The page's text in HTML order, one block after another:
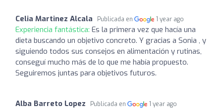
Celia Martinez Alcala Publicada en 1 year ago
Experiencia fantástica: Es la primera vez que hacía una
dieta buscando un objetivo concreto. Y gracias a Sonia , y
siguiendo todos sus consejos en alimentación y rutinas,
conseguí mucho más de lo que me había propuesto.
Seguiremos juntas para objetivos futuros.
Alba Barreto Lopez Publicada en 1 year ago